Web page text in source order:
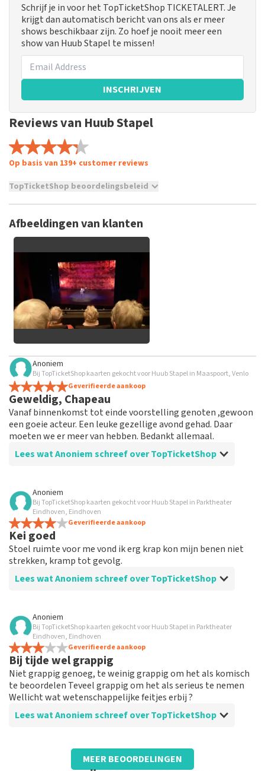
Schrijf je in voor het TopTicketShop TICKETALERT. Je
krijgt dan automatisch bericht van ons als er meer
shows beschikbaar zijn. Zo hoef je nooit meer een
show van Huub Stapel te missen!
INSCHRIJVEN
Reviews van Huub Stapel
Op basis van 139+ customer reviews
TopTicketShop beoordelingsbeleid
niet mogelijk om een review achter te laten als je geen
tickets hebt aangeschaft bij TopTicketShop. Reviews met
Het kan enkele weken duren voordat een review wordt
Afbeeldingen van klanten
Anoniem
Bij TopTicketShop kaarten gekocht voor Huub Stapel in Maaspoort, Venlo
Geverifieerde aankoop
Geweldig, Chapeau
Vanaf binnenkomst tot einde voorstelling genoten ,gewoon
een goeie acteur. Een leuke gezellige avond gehad. Daar
moeten we er meer van hebben. Bedankt allemaal.
Lees wat Anoniem schreef over TopTicketShop
Beoordeling van Anoniem over
Top
Beetje verwarrend omdat er een andere achternaam
opstond. Heb ik toch nog moeten navragen bij jullie.
Anoniem
Bij TopTicketShop kaarten gekocht voor Huub Stapel in Parktheater
Eindhoven, Eindhoven
Geverifieerde aankoop
Kei goed
Stoel ruimte voor me vond ik erg krap kon mijn benen niet
strekken, kramp tot gevolg.
Lees wat Anoniem schreef over TopTicketShop
Beoordeling van Anoniem over
Oké
Allemaal goed gegaan parkeren is een keien voor een
Leek
Anoniem
Bij TopTicketShop kaarten gekocht voor Huub Stapel in Parktheater
Eindhoven, Eindhoven
Geverifieerde aankoop
Bij tijde wel grappig
Niet grappig genoeg, te weinig grappig om het als komisch
te beoordelen Teveel grappig om het als serieus te nemen
Wellicht wat wetenschappelijke feitjes erbij ?
Lees wat Anoniem schreef over TopTicketShop
Beoordeling van Anoniem overTopTicketShop
MEER BEOORDELINGEN